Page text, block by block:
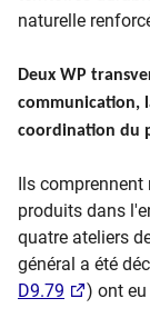
naturelle
Deux WP
communication,
coordination du
Ils
produits dans
quatre ateliers
général a été
D9.79
) ont eu